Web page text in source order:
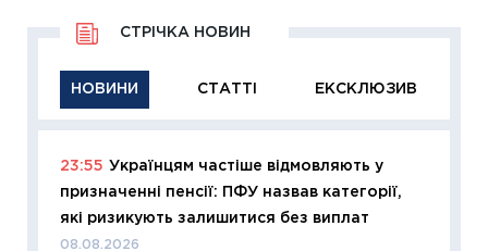
НОВИНИ СТАТТІ ЕКСКЛЮЗИВ
СТРІЧКА НОВИН
23:55 Українцям частіше відмовляють у
призначенні пенсії: ПФУ назвав категорії,
які ризикують залишитися без виплат
08.08.2026